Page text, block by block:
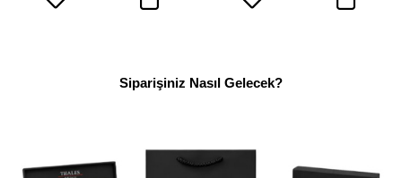
Siparişiniz Nasıl Gelecek?